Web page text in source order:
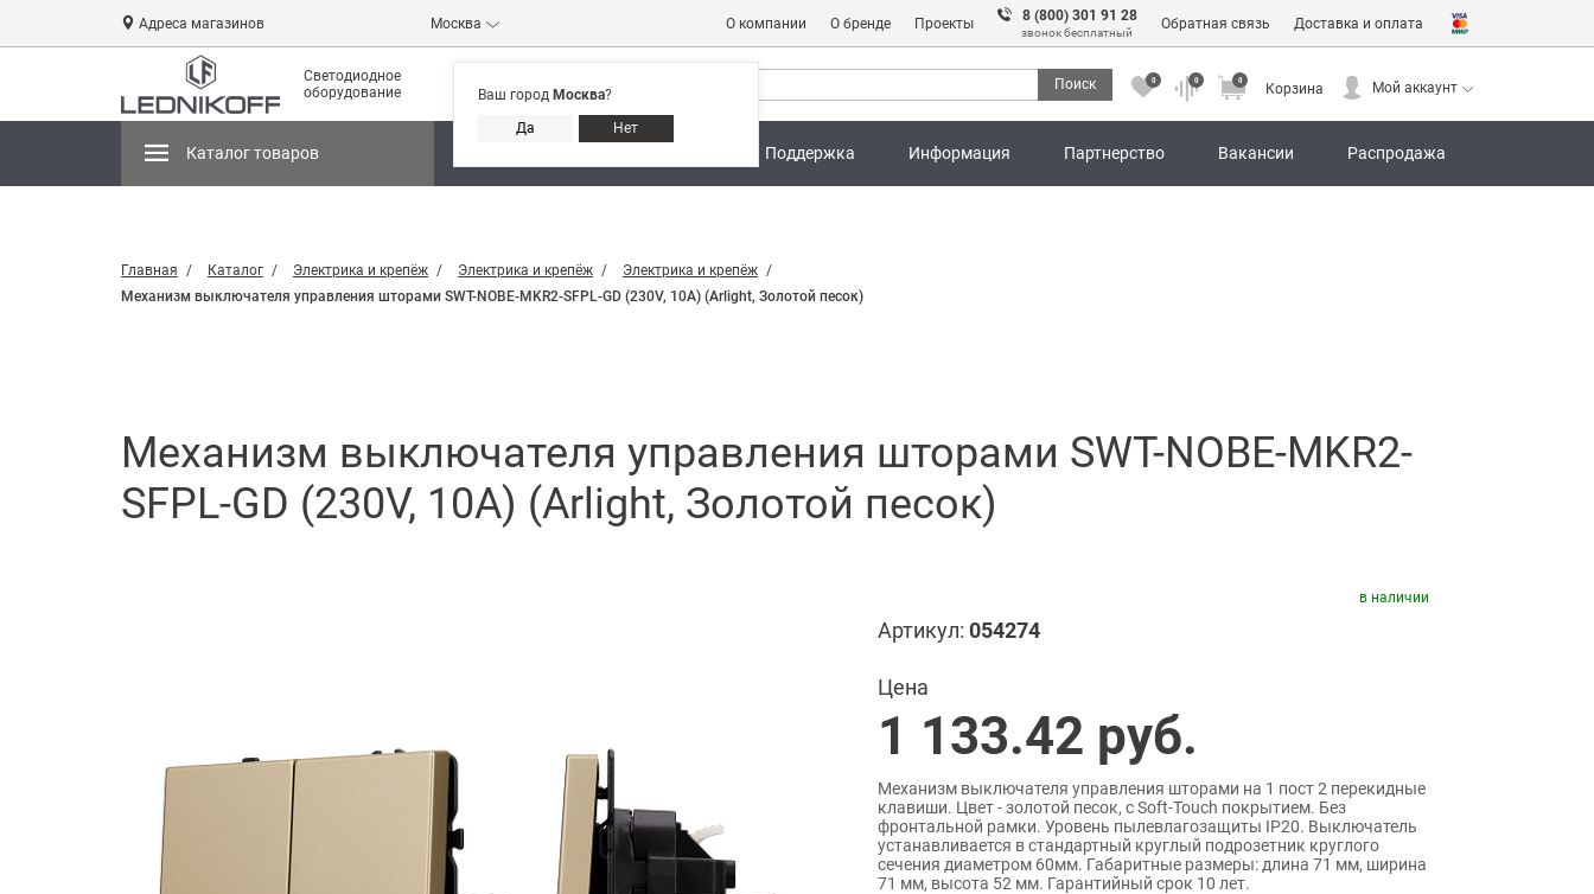
Адреса магазинов Москва
Ваш город Москва?
Да
Нет
О компании О бренде Проекты 8 (800) 301 91 28
звонок бесплатный
Обратная связь Доставка и оплата
Светодиодное
оборудование
Поиск 0 0 0
Корзина Мой аккаунт
Каталог товаров Поддержка Информация Партнерство Вакансии Распродажа
Адреса магазинов 8 (800) 301 91 28 Корзина Мой аккаунт
Главная Каталог Электрика и крепёж Электрика и крепёж
Электрика и крепёж
Механизм выключателя управления шторами SWT-NOBE-MKR2-SFPL-GD (230V, 10A) (Arlight, Золотой песок)
Механизм выключателя управления шторами SWT-NOBE-MKR2-
SFPL-GD (230V, 10A) (Arlight, Золотой песок)
в наличии
Артикул: 054274
Цена
1 133.42 руб.
Механизм выключателя управления шторами на 1 пост 2 перекидные
клавиши. Цвет - золотой песок, с Soft-Touch покрытием. Без
фронтальной рамки. Уровень пылевлагозащиты IP20. Выключатель
устанавливается в стандартный круглый подрозетник круглого
сечения диаметром 60мм. Габаритные размеры: длина 71 мм, ширина
71 мм, высота 52 мм. Гарантийный срок 10 лет.